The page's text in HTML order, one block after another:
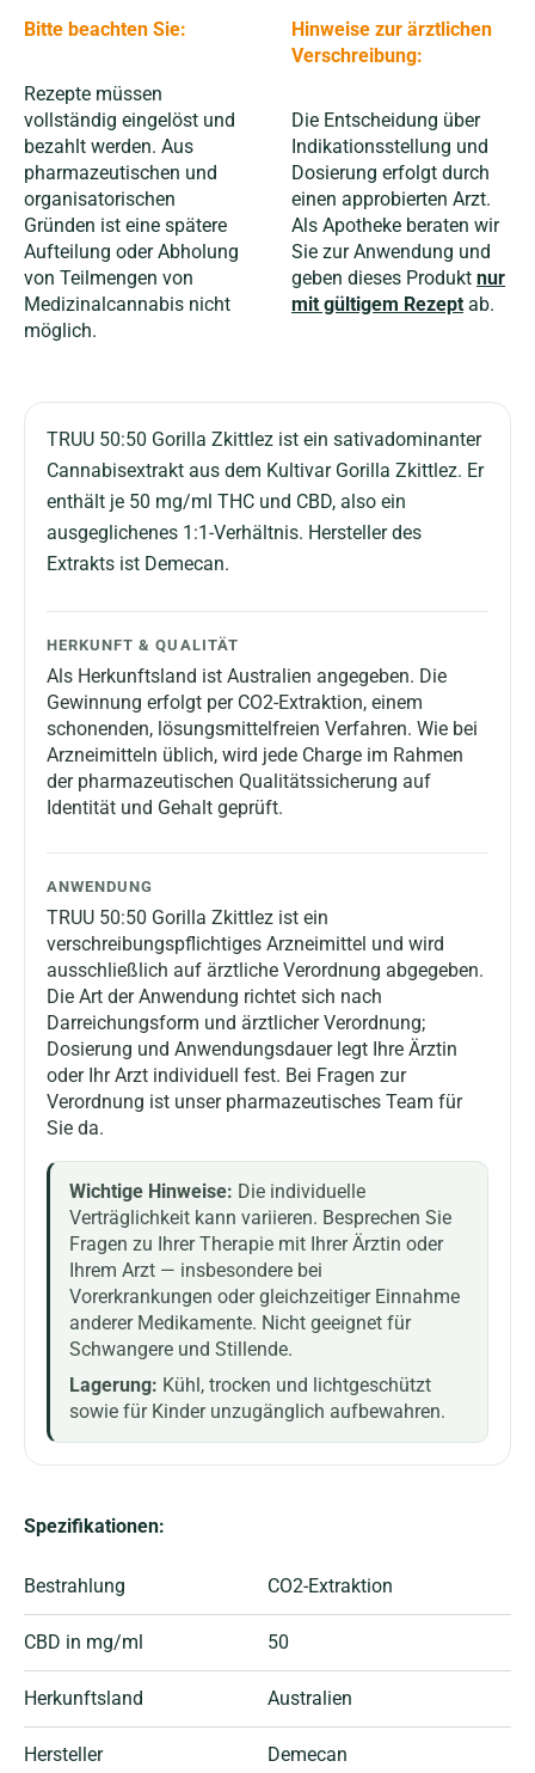
Bitte beachten Sie:
Rezepte müssen
vollständig eingelöst und
bezahlt werden. Aus
pharmazeutischen und
organisatorischen
Gründen ist eine spätere
Aufteilung oder Abholung
von Teilmengen von
Medizinalcannabis nicht
möglich.
Hinweise zur ärztlichen
Verschreibung:
Die Entscheidung über
Indikationsstellung und
Dosierung erfolgt durch
einen approbierten Arzt.
Als Apotheke beraten wir
Sie zur Anwendung und
geben dieses Produkt nur
mit gültigem Rezept ab.
TRUU 50:50 Gorilla Zkittlez ist ein sativadominanter
Cannabisextrakt aus dem Kultivar Gorilla Zkittlez. Er
enthält je 50 mg/ml THC und CBD, also ein
ausgeglichenes 1:1-Verhältnis. Hersteller des
Extrakts ist Demecan.
HERKUNFT & QUALITÄT
Als Herkunftsland ist Australien angegeben. Die
Gewinnung erfolgt per CO2-Extraktion, einem
schonenden, lösungsmittelfreien Verfahren. Wie bei
Arzneimitteln üblich, wird jede Charge im Rahmen
der pharmazeutischen Qualitätssicherung auf
Identität und Gehalt geprüft.
ANWENDUNG
TRUU 50:50 Gorilla Zkittlez ist ein
verschreibungspflichtiges Arzneimittel und wird
ausschließlich auf ärztliche Verordnung abgegeben.
Die Art der Anwendung richtet sich nach
Darreichungsform und ärztlicher Verordnung;
Dosierung und Anwendungsdauer legt Ihre Ärztin
oder Ihr Arzt individuell fest. Bei Fragen zur
Verordnung ist unser pharmazeutisches Team für
Sie da.
Wichtige Hinweise: Die individuelle
Verträglichkeit kann variieren. Besprechen Sie
Fragen zu Ihrer Therapie mit Ihrer Ärztin oder
Ihrem Arzt — insbesondere bei
Vorerkrankungen oder gleichzeitiger Einnahme
anderer Medikamente. Nicht geeignet für
Schwangere und Stillende.
Lagerung: Kühl, trocken und lichtgeschützt
sowie für Kinder unzugänglich aufbewahren.
Spezifikationen:
Bestrahlung CO2-Extraktion
CBD in mg/ml 50
Herkunftsland Australien
Hersteller Demecan